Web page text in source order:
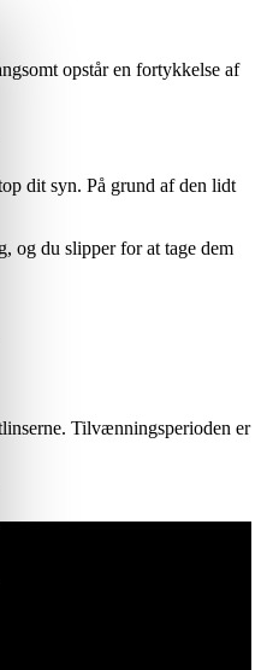
opstår en fortykkelse af
dit syn. På grund af den lidt
og du slipper for at tage dem
Tilvænningsperioden er